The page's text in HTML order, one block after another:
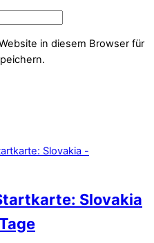
in diesem Browser für
Slovakia